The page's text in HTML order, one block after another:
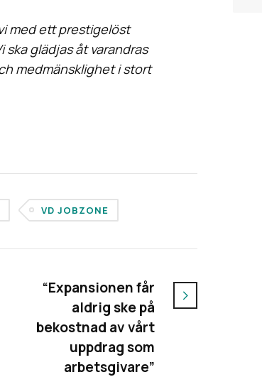
med ett prestigelöst
glädjas åt varandras
medmänsklighet i stort
VD JOBZONE
“Expansionen får
aldrig ske på
bekostnad av vårt
uppdrag som
arbetsgivare”